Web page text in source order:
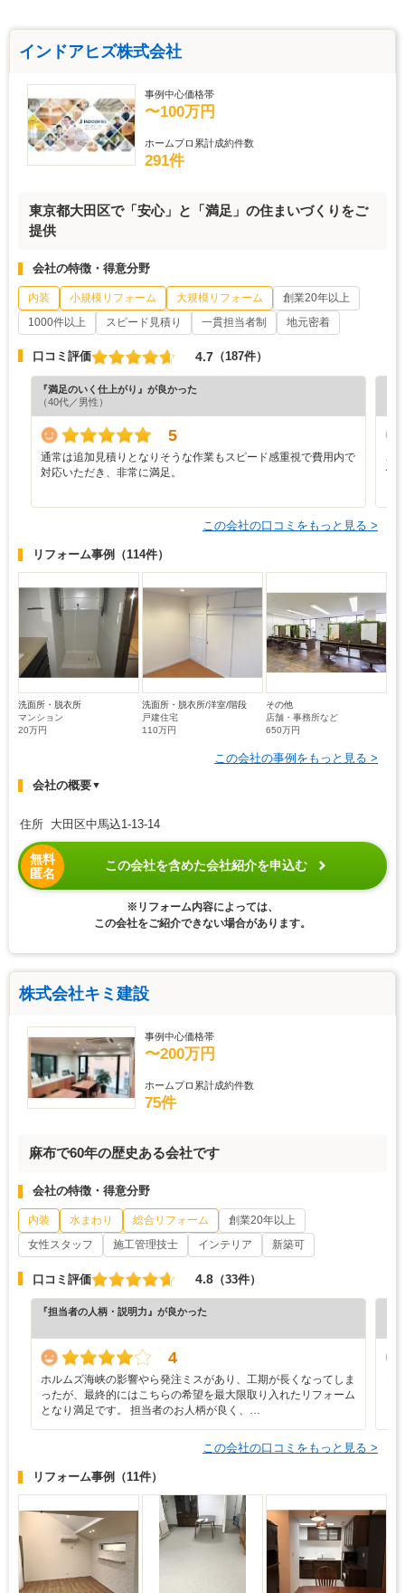
インドアヒズ株式会社
事例中心価格帯
〜100万円
ホームプロ累計成約件数
291件
東京都大田区で「安心」と「満足」の住まいづくりをご
提供
会社の特徴・得意分野
内装 小規模リフォーム 大規模リフォーム
創業20年以上
1000件以上
スピード見積り 一貫担当者制 地元密着
口コミ評価 4.7 （187件）
『満足のいく仕上がり』が良かった
（40代／男性）
5
通常は追加見積りとなりそうな作業もスピード感重視で費用内で
対応いただき、非常に満足。
て
この会社の口コミをもっと見る >
リフォーム事例 （114件）
洗面所・脱衣所
マンション
20万円
洗面所・脱衣所/洋室/階段
戸建住宅
110万円
その他
店舗・事務所など
650万円
この会社の事例をもっと見る >
会社の概要▼
住所 大田区中馬込1-13-14
無料
匿名
この会社を含めた会社紹介を申込む
※リフォーム内容によっては、
この会社をご紹介できない場合があります。
株式会社キミ建設
事例中心価格帯
〜200万円
ホームプロ累計成約件数
75件
麻布で60年の歴史ある会社です
会社の特徴・得意分野
内装 水まわり 総合リフォーム
創業20年以上
女性スタッフ
施工管理技士 インテリア 新築可
口コミ評価 4.8 （33件）
『担当者の人柄・説明力』が良かった
4
ホルムズ海峡の影響やら発注ミスがあり、工期が長くなってしま
ったが、最終的にはこちらの希望を最大限取り入れたリフォーム
となり満足です。 担当者のお人柄が良く、…
この会社の口コミをもっと見る >
リフォーム事例 （11件）